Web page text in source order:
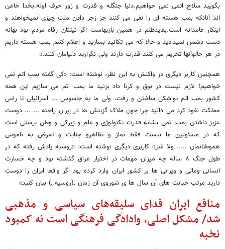
بگویید سلاح اتمی نمی خواهیم.دنیا جنگله و قدرت و زور حرف اوله.بخدا خاعن
اند آنانکه بمب هسته ای را نفی می کنند جز زجر دادن ملت چیزی نمیخواهند و
اینکار عامدانه است.بقایدظلم در همین بازیهاست اگر نیتتان رفاه مردم بود بهانه
دست دشمن نمیدادید و حالا که می تکانید بسازید و اعلام کنبم بمب هسته داریم
در هر حالوآنها تحریم می کنند قدرت دارند ولی نگزارید ذلیامان کنند.»
همچنین کاربر دیگری در واکنش به این نظر، نوشته است: «کی گفته بمب اتم نمی
خواهیم! لازم نیست در بوق و کرنا داد بزنید ما بمب اتم می سازیم این همه
کشور بمب اتم یواشکی ساختن و رفت. ولی ما یه جاسوس ... اسرائیلی تا راس
مملکت نفوذ کرد می دانید چرا چون ملاک گزینش ها در ایران راحته ... ... دوست
عزیز داشتن بمب اتمی نشانه قدرت تکنولوژی و علم و زیرکی و وطن پرستی است
که در مسئولین ما نیست فقط نماز و تظاهرو جنایت و تعرض به ناموس
هموطنانمان ..... ولا غیر» کاربری دیگری نوشته است: «روسیه یادش رفته که در
طول جنگ ۸ ساله چه میزان مهمات در اختیار عراق گذشته بود و چه خسارت
انسانی ومالی و ویرانی ها بر کشور ایران وارد کرده بود اگر واقعا ایران را دوست
دارید مرتب خیانت های آن سال ها ی شوروی آن زمان ,(روسیه ,) بیان کنید»
منافع ایران فدای سلیقه‌های سیاسی و مذهبی
شد/ مشکل اصلی، وادادگی فرهنگی است نه کمبود
نخبه